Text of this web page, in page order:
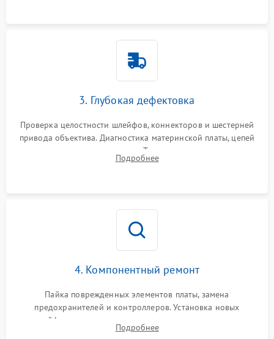
3. Глубокая дефектовка
Проверка целостности шлейфов, коннекторов и шестерней
привода объектива. Диагностика материнской платы, цепей
питания и картоприемника. Тестирование механизма
затвора и блока внутрикамерной стабилизации.
Подробнее
4. Компонентный ремонт
Пайка поврежденных элементов платы, замена
предохранителей и контроллеров. Установка новых
шлейфов, дисплея, механизма затвора или двигателя
автофокуса. Восстановление геометрии тубуса объектива
Подробнее